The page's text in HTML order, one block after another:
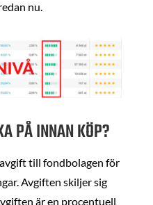
nu.
PÅ INNAN KÖP?
till fondbolagen för
Avgiften skiljer sig
är en procentuell